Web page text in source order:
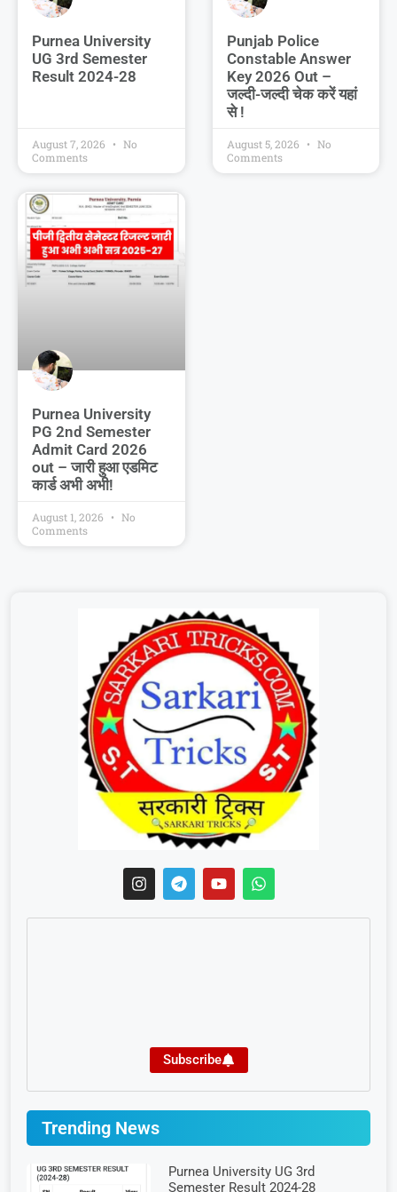
Purnea University
UG 3rd Semester
Result 2024-28
August 7, 2026
No
Comments
Punjab Police
Constable Answer
Key 2026 Out –
जल्दी-जल्दी चेक करें यहां
से !
August 5, 2026
No
Comments
Purnea University
PG 2nd Semester
Admit Card 2026
out – जारी हुआ एडमिट
कार्ड अभी अभी!
August 1, 2026
No
Comments
Subscribe
Trending News
Purnea University UG 3rd
Semester Result 2024-28